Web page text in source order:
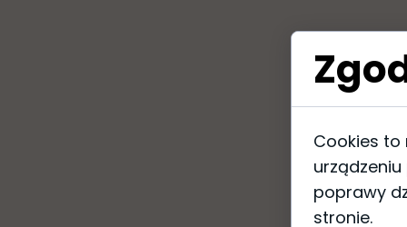
Cookies to
poprawy
stronie.